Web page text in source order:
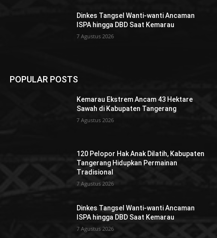
Dinkes Tangsel Wanti-wanti Ancaman
ISPA hingga DBD Saat Kemarau
7 Agustus 2026
POPULAR POSTS
Kemarau Ekstrem Ancam 43 Hektare
Sawah di Kabupaten Tangerang
7 Agustus 2026
120 Pelopor Hak Anak Dilatih, Kabupaten
Tangerang Hidupkan Permainan
Tradisional
7 Agustus 2026
Dinkes Tangsel Wanti-wanti Ancaman
ISPA hingga DBD Saat Kemarau
7 Agustus 2026